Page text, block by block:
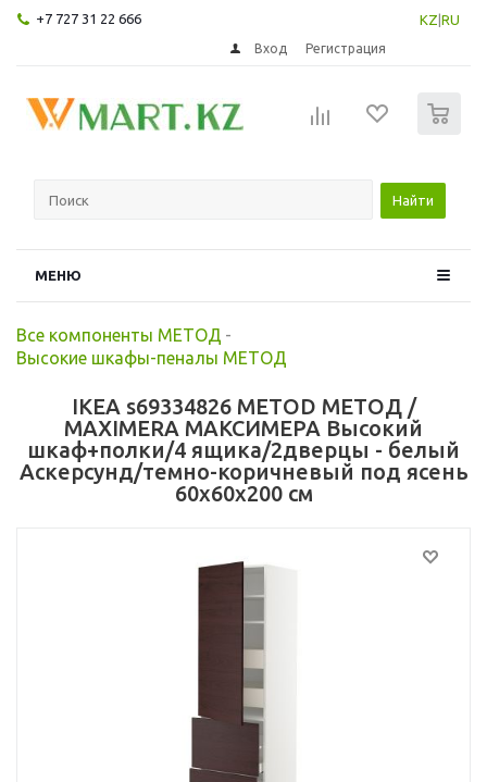
+7 727 31 22 666 KZ RU
Вход Регистрация
Найти
МЕНЮ
Все компоненты МЕТОД -
Высокие шкафы-пеналы МЕТОД
IKEA s69334826 METOD МЕТОД /
MAXIMERA МАКСИМЕРА Высокий
шкаф+полки/4 ящика/2дверцы - белый
Аскерсунд/темно-коричневый под ясень
60x60x200 см